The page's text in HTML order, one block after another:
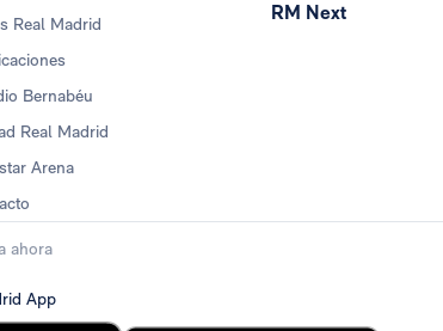
Real Madrid
Bernabéu
Real Madrid
Arena
RM Next
ahora
App